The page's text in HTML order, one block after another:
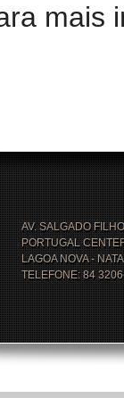
mais
AV. SALGADO
PORTUGAL
LAGOA NOVA -
TELEFONE: 84